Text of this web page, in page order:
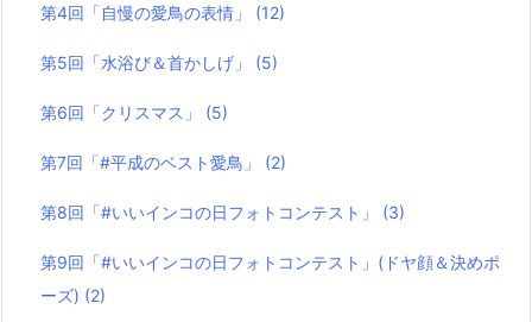
第4回「自慢の愛鳥の表情」 (12)
第5回「水浴び＆首かしげ」 (5)
第6回「クリスマス」 (5)
第7回「#平成のベスト愛鳥」 (2)
第8回「#いいインコの日フォトコンテスト」 (3)
第9回「#いいインコの日フォトコンテスト」(ドヤ顔＆決めポ
ーズ) (2)